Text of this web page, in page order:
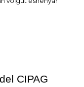
CIPAG